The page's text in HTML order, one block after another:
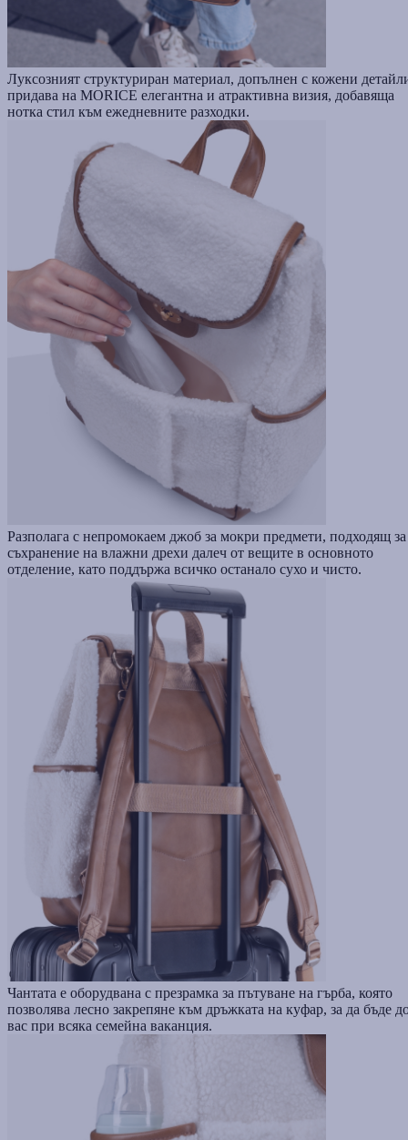
Луксозният структуриран материал, допълнен с кожени
придава на MORICE елегантна и атрактивна визия, добавяща
нотка стил към ежедневните разходки.
Разполага с непромокаем джоб за мокри предмети, подходящ за
съхранение на влажни дрехи далеч от вещите в основното
отделение, като поддържа всичко останало сухо и чисто.
Чантата е оборудвана с презрамка за пътуване на гърба, която
позволява лесно закрепяне към дръжката на куфар, за да бъде
вас при всяка семейна ваканция.